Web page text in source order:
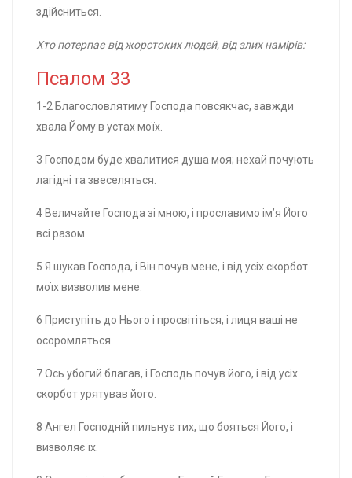
здійсниться.
Хто потерпає від жорстоких людей, від злих намірів:
Псалом 33
1-2 Благословлятиму Господа повсякчас, завжди
хвала Йому в устах моїх.
3 Господом буде хвалитися душа моя; нехай почують
лагідні та звеселяться.
4 Величайте Господа зі мною, і прославимо ім’я Його
всі разом.
5 Я шукав Господа, і Він почув мене, і від усіх скорбот
моїх визволив мене.
6 Приступіть до Нього і просвітіться, і лиця ваші не
осоромляться.
7 Ось убогий благав, і Господь почув його, і від усіх
скорбот урятував його.
8 Ангел Господній пильнує тих, що бояться Його, і
визволяє їх.